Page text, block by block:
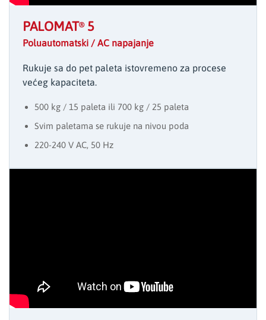
PALOMAT®5
Poluautomatski / AC napajanje
Rukuje sa do pet paleta istovremeno za procese
većeg kapaciteta.
500 kg / 15 paleta ili 700 kg / 25 paleta
Svim paletama se rukuje na nivou poda
220-240 V AC, 50 Hz